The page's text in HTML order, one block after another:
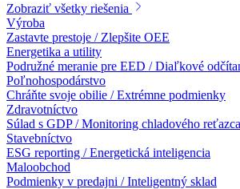
Zobraziť všetky riešenia
Výroba
Zastavte prestoje / Zlepšite OEE
Energetika a utility
Podružné meranie pre EED / Diaľkové
Poľnohospodárstvo
Chráňte svoje obilie / Extrémne podmienky
Zdravotníctvo
Súlad s GDP / Monitoring chladového reťazca
Stavebníctvo
ESG reporting / Energetická inteligencia
Maloobchod
Podmienky v predajni / Inteligentný sklad